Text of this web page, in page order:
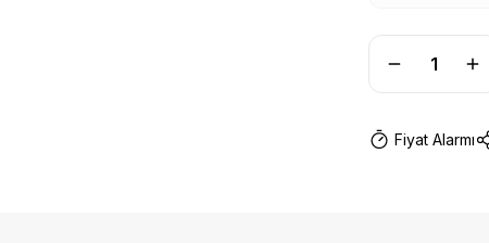
Fiyat Alarmı